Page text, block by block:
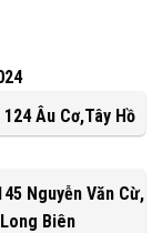
124 Âu Cơ,Tây Hồ
Nguyễn Văn Cừ,
Long Biên